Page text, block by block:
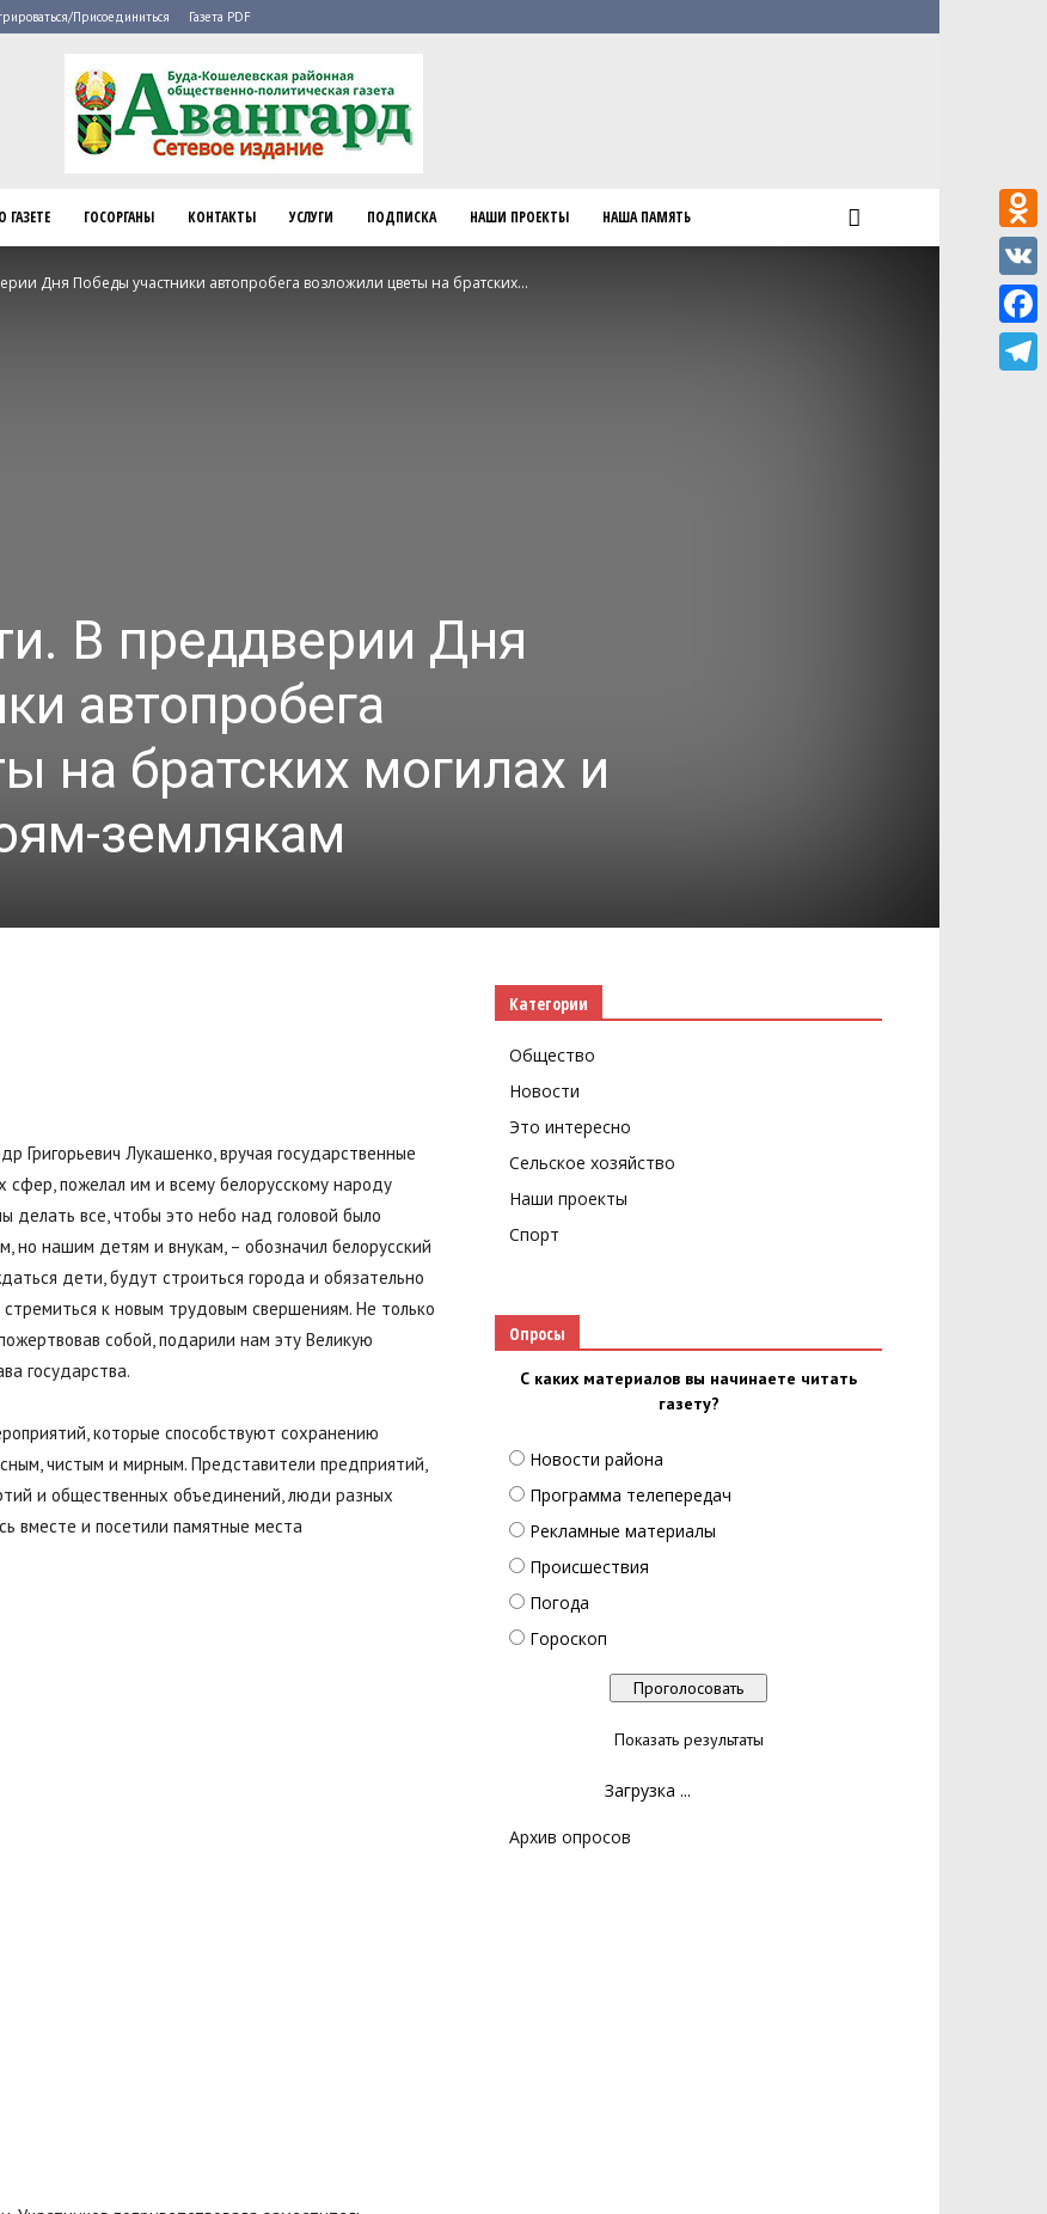
Присоединиться Газета PDF
Буда-
Погода
Кошелево
|
Газета
О ГАЗЕТЕ ГОСОРГАНЫ КОНТАКТЫ УСЛУГИ ПОДПИСКА НАШИ ПРОЕКТЫ НАША ПАМЯТЬ
Дня Победы участники автопробега возложили цветы на братских...
В преддверии Дня
автопробега
на братских могилах и
землякам
Григорьевич Лукашенко, вручая государственные
пожелал им и всему белорусскому народу
делать все, чтобы это небо над головой было
нашим детям и внукам, – обозначил белорусский
дети, будут строиться города и обязательно
к новым трудовым свершениям. Не только
собой, подарили нам эту Великую
государства.
которые способствуют сохранению
чистым и мирным. Представители предприятий,
и общественных объединений, люди разных
вместе и посетили памятные места
Категории
Общество
Новости
Это интересно
Сельское хозяйство
Наши проекты
Спорт
Опросы
С каких материалов вы начинаете читать
газету?
Новости района
Программа телепередач
Рекламные материалы
Происшествия
Погода
Гороскоп
Показать результаты
Загрузка ...
Архив опросов
VK